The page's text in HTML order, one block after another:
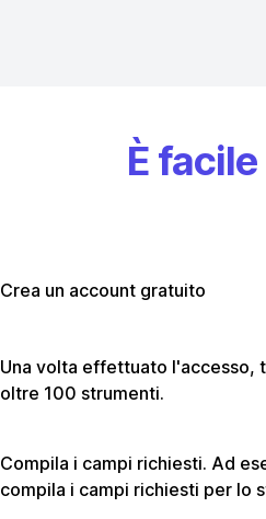
È
Crea un account gratuito
Una volta effettuato l'accesso,
oltre 100 strumenti.
Compila i campi richiesti. Ad
compila i campi richiesti per lo